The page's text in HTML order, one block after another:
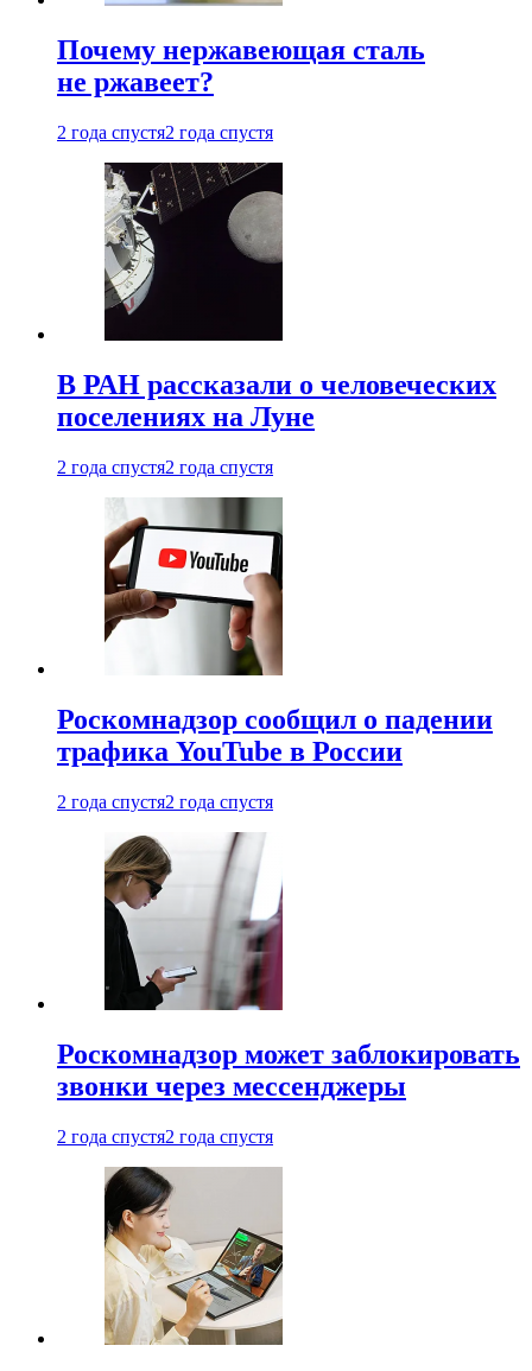
Почему нержавеющая сталь
не ржавеет?
2 года спустя2 года спустя
В РАН рассказали о человеческих
поселениях на Луне
2 года спустя2 года спустя
Роскомнадзор сообщил о падении
трафика YouTube в России
2 года спустя2 года спустя
Роскомнадзор может заблокировать
звонки через мессенджеры
2 года спустя2 года спустя